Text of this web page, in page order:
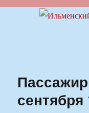
Ильменский
сентября